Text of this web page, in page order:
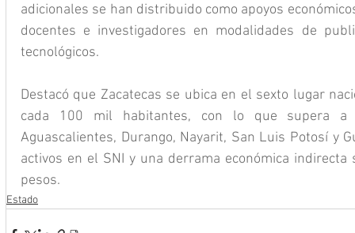
adicionales se han distribuido como apoyos
docentes e investigadores en modalidades de
tecnológicos.
Destacó que Zacatecas se ubica en el sexto lugar
cada 100 mil habitantes, con lo que supera a
Aguascalientes, Durango, Nayarit, San Luis Potosí y
activos en el SNI y una derrama económica
pesos.
Estado